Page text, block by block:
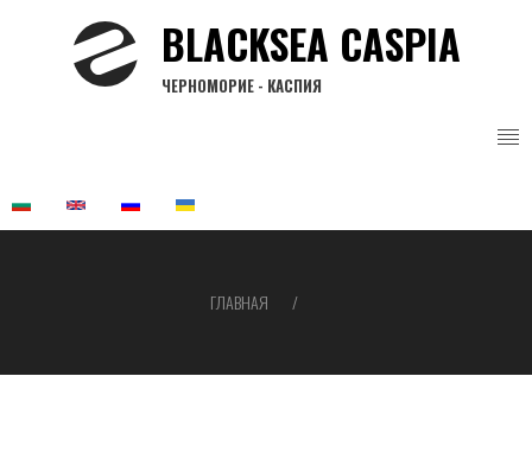
BLACKSEA CASPIA
ЧЕРНОМОРИЕ - КАСПИЯ
навигации
ГЛАВНАЯ